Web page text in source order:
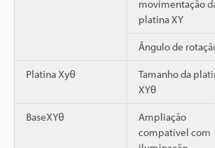
movimentação
platina XY
Ângulo de
Platina Xyθ
Tamanho da
XYθ
BaseXYθ
Ampliação
compatível com